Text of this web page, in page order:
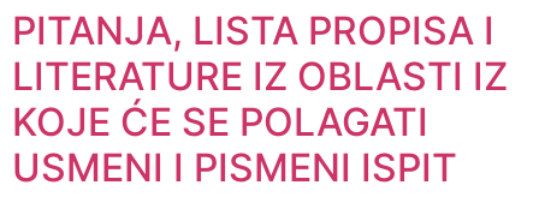
PITANJA, LISTA PROPISA I
LITERATURE IZ OBLASTI IZ
KOJE ĆE SE POLAGATI
USMENI I PISMENI ISPIT